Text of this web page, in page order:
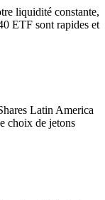
liquidité constante,
ETF sont rapides et
Latin America
choix de jetons